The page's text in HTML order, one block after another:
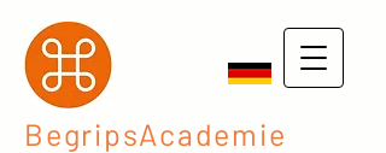
BegripsAcademie